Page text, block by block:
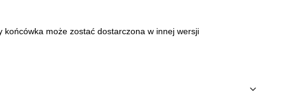
może zostać dostarczona w innej wersji